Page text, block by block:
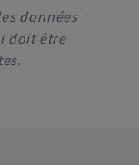
données
doit être